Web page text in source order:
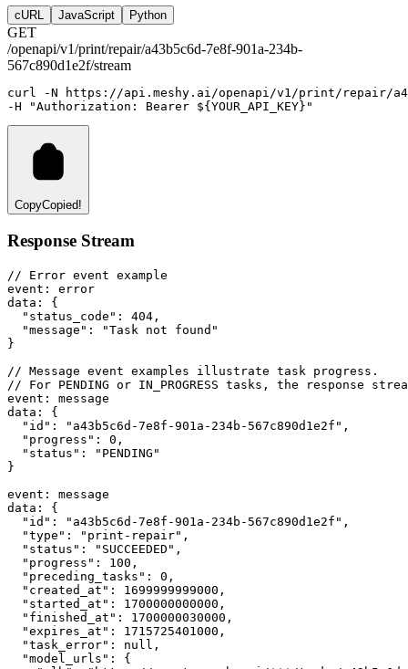
cURL JavaScript Python
GET
/openapi/v1/print/repair/a43b5c6d-7e8f-901a-234b-
567c890d1e2f/stream
curl -N
https://api.meshy.ai/openapi/v1/print/repair/
-H
"Authorization: Bearer ${YOUR_API_KEY}"
CopyCopied!
Response Stream
// Error event example
event :
error
data :
{
"status_code" : 404 ,
"message" :
"Task not found"
}
// Message event examples illustrate task progress.
// For PENDING or IN_PROGRESS tasks, the
event :
message
data :
{
"id" : "a43b5c6d-7e8f-901a-234b-567c890d1e2f" ,
"progress" : 0 ,
"status" :
"PENDING"
}
event :
message
data :
{
"id" : "a43b5c6d-7e8f-901a-234b-567c890d1e2f" ,
"type" : "print-repair" ,
"status" : "SUCCEEDED" ,
"progress" : 100 ,
"preceding_tasks" : 0 ,
"created_at" : 1699999999000 ,
"started_at" : 1700000000000 ,
"finished_at" : 1700000030000 ,
"expires_at" : 1715725401000 ,
"task_error" : null ,
"model_urls" : {